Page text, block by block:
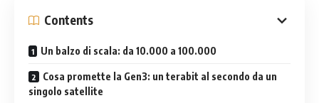
Contents
Un balzo di scala: da 10.000 a 100.000
Cosa promette la Gen3: un terabit al secondo da un
singolo satellite